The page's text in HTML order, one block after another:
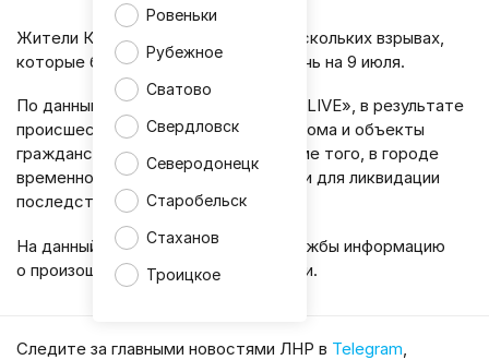
Ровеньки
Рубежное
Сватово
Свердловск
Северодонецк
Старобельск
Стаханов
Троицкое
Жители Краснодона сообщили о нескольких взрывах,
которые были слышны в городе в ночь на 9 июля.
По данным Telegram-канала «МЛНР LIVE», в результате
происшествия повреждены жилые дома и объекты
гражданской инфраструктуры. Кроме того, в городе
временно перекрыли участок дороги для ликвидации
последствий.
На данный момент официальные службы информацию
о произошедшем не комментировали.
Cледите за главными новостями ЛНР в Telegram,